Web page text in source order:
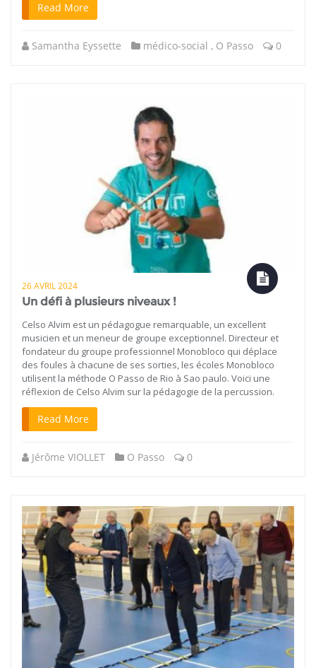
Read More
Samantha Eyssette médico-social , O Passo 0
26 AVRIL 2024
Un défi à plusieurs niveaux !
Celso Alvim est un pédagogue remarquable, un excellent
musicien et un meneur de groupe exceptionnel. Directeur et
fondateur du groupe professionnel Monobloco qui déplace
des foules à chacune de ses sorties, les écoles Monobloco
utilisent la méthode O Passo de Rio à Sao paulo. Voici une
réflexion de Celso Alvim sur la pédagogie de la percussion.
Read More
Jérôme VIOLLET O Passo 0